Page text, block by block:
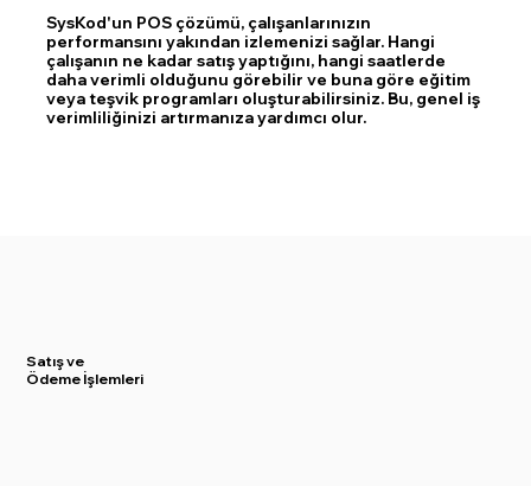
SysKod'un POS çözümü, çalışanlarınızın
performansını yakından izlemenizi sağlar. Hangi
çalışanın ne kadar satış yaptığını, hangi saatlerde
daha verimli olduğunu görebilir ve buna göre eğitim
veya teşvik programları oluşturabilirsiniz. Bu, genel iş
verimliliğinizi artırmanıza yardımcı olur.
Satışve
Ödeme İşlemleri